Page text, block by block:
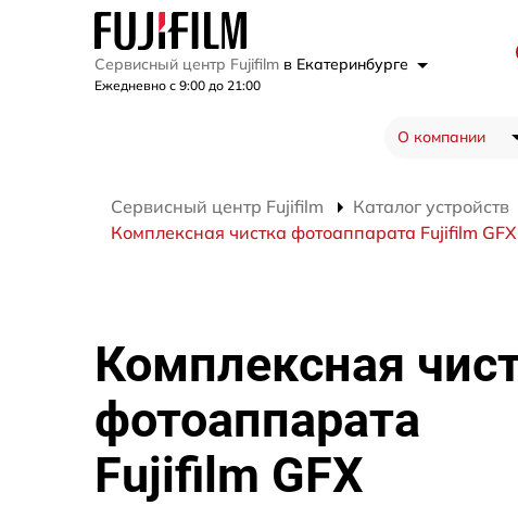
Сервисный центр Fujifilm в Екатеринбурге
Ежедневно с 9:00 до 21:00
О компании
Сервисный центр Fujifilm Каталог устройств
Комплексная чистка фотоаппарата Fujifilm GFX
Комплексная
фотоаппарата
Fujifilm GFX